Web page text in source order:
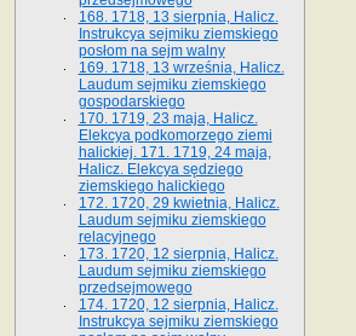
168. 1718, 13 sierpnia, Halicz.
Instrukcya sejmiku ziemskiego
posłom na sejm walny
169. 1718, 13 września, Halicz.
Laudum sejmiku ziemskiego
gospodarskiego
170. 1719, 23 maja, Halicz.
Elekcya podkomorzego ziemi
halickiej. 171. 1719, 24 maja,
Halicz. Elekcya sędziego
ziemskiego halickiego
172. 1720, 29 kwietnia, Halicz.
Laudum sejmiku ziemskiego
relacyjnego
173. 1720, 12 sierpnia, Halicz.
Laudum sejmiku ziemskiego
przedsejmowego
174. 1720, 12 sierpnia, Halicz.
Instrukcya sejmiku ziemskiego